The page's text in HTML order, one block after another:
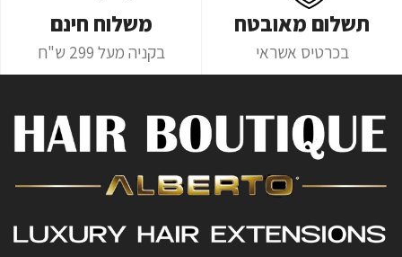
תשלום מאובטח
בכרטיס אשראי
משלוח חינם
בקניה מעל 299 ש"ח